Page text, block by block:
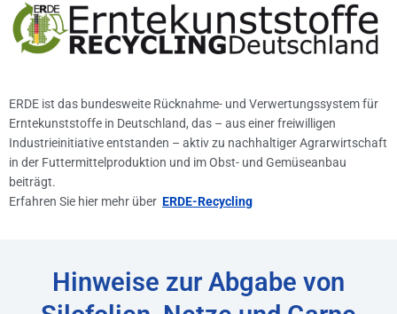
ERDE ist das bundesweite Rücknahme- und Verwertungssystem für
Erntekunststoffe in Deutschland, das – aus einer freiwilligen
Industrieinitiative entstanden – aktiv zu nachhaltiger Agrarwirtschaft
in der Futtermittelproduktion und im Obst- und Gemüseanbau
beiträgt.
Erfahren Sie hier mehr über ERDE-Recycling
Hinweise zur Abgabe von